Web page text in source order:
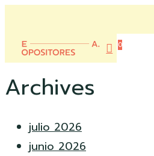
main
content
account
0
Menu
Archives
julio 2026
junio 2026